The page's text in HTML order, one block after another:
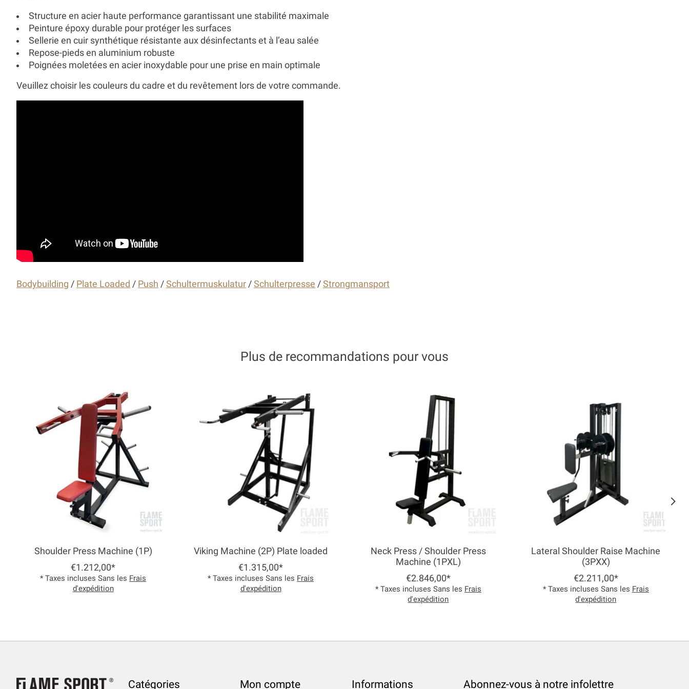
Structure en acier haute performance garantissant une stabilité maximale
Peinture époxy durable pour protéger les surfaces
Sellerie en cuir synthétique résistante aux désinfectants et à l’eau salée
Repose-pieds en aluminium robuste
Poignées moletées en acier inoxydable pour une prise en main optimale
Veuillez choisir les couleurs du cadre et du revêtement lors de votre commande.
Bodybuilding / Plate Loaded / Push / Schultermuskulatur / Schulterpresse / Strongmansport
Plus de recommandations pour vous
Articles du carrousel de produits
Shoulder Press Machine (1P)
€1.212,00*
* Taxes incluses Sans les Frais
d'expédition
Viking Machine (2P) Plate loaded
€1.315,00*
* Taxes incluses Sans les Frais
d'expédition
Neck Press / Shoulder Press
Machine (1PXL)
€2.846,00*
* Taxes incluses Sans les Frais
d'expédition
Lateral Shoulder Raise Machine
(3PXX)
€2.211,00*
* Taxes incluses Sans les Frais
d'expédition
Catégories Mon compte Informations Abonnez-vous à notre infolettre